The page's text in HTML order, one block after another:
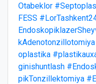
Otabeklor
FESS
kAdenotonzillotomiya
oplastika
ginishuntlash
pikTonzillektomiya